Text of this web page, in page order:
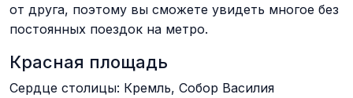
от друга, поэтому вы сможете увидеть многое без
постоянных поездок на метро.
Красная площадь
Сердце столицы: Кремль, Собор Василия